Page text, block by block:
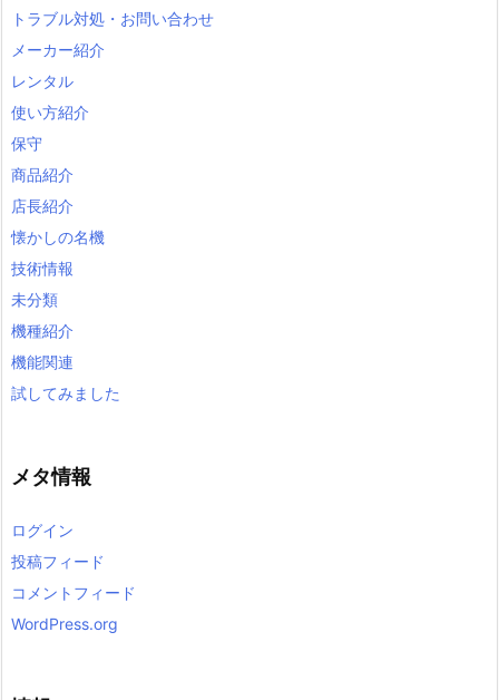
トラブル対処・お問い合わせ
メーカー紹介
レンタル
使い方紹介
保守
商品紹介
店長紹介
懐かしの名機
技術情報
未分類
機種紹介
機能関連
試してみました
メタ情報
ログイン
投稿フィード
コメントフィード
WordPress.org